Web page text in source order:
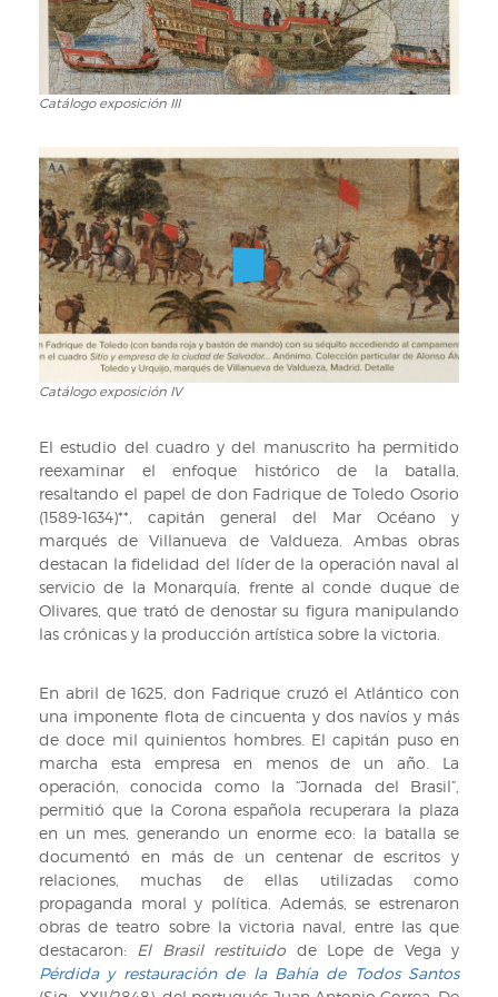
Catálogo
III
Catálogo exposición III
Catálogo
IV
Catálogo exposición IV
El estudio del cuadro y del manuscrito ha permitido
reexaminar el enfoque histórico de la batalla,
resaltando el papel de don Fadrique de Toledo Osorio
(1589-1634)**, capitán general del Mar Océano y
marqués de Villanueva de Valdueza. Ambas obras
destacan la fidelidad del líder de la operación naval al
servicio de la Monarquía, frente al conde duque de
Olivares, que trató de denostar su figura manipulando
las crónicas y la producción artística sobre la victoria.
En abril de 1625, don Fadrique cruzó el Atlántico con
una imponente flota de cincuenta y dos navíos y más
de doce mil quinientos hombres. El capitán puso en
marcha esta empresa en menos de un año. La
operación, conocida como la “Jornada del Brasil”,
permitió que la Corona española recuperara la plaza
en un mes, generando un enorme eco: la batalla se
documentó en más de un centenar de escritos y
relaciones, muchas de ellas utilizadas como
propaganda moral y política. Además, se estrenaron
obras de teatro sobre la victoria naval, entre las que
destacaron: El Brasil restituido de Lope de Vega y
Pérdida y restauración de la Bahía de Todos Santos